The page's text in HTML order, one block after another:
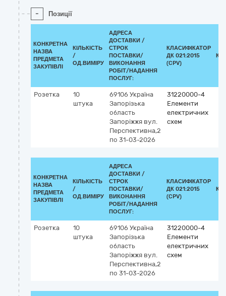
- Позиції
КОНКРЕТНА
НАЗВА
ПРЕДМЕТА
ЗАКУПІВЛІ
КІЛЬКІСТЬ
/
ОД.ВИМІРУ
АДРЕСА
ДОСТАВКИ /
СТРОК
ПОСТАВКИ/
ВИКОНАННЯ
РОБІТ/НАДАННЯ
ПОСЛУГ:
КЛАСИФІКАТОР
ДК 021:2015
(CPV)
Розетка
10
штука
69106 Україна
Запорізька
область
Запоріжжя вул.
Перспективна,2
по 31-03-2026
31220000-4
Елементи
електричних
схем
КОНКРЕТНА
НАЗВА
ПРЕДМЕТА
ЗАКУПІВЛІ
КІЛЬКІСТЬ
/
ОД.ВИМІРУ
АДРЕСА
ДОСТАВКИ /
СТРОК
ПОСТАВКИ/
ВИКОНАННЯ
РОБІТ/НАДАННЯ
ПОСЛУГ:
КЛАСИФІКАТОР
ДК 021:2015
(CPV)
Розетка
10
штука
69106 Україна
Запорізька
область
Запоріжжя вул.
Перспективна,2
по 31-03-2026
31220000-4
Елементи
електричних
схем